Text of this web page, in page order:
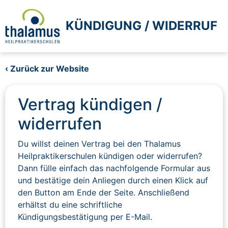
KÜNDIGUNG / WIDERRUF
‹ Zurück zur Website
Vertrag kündigen /
widerrufen
Du willst deinen Vertrag bei den Thalamus
Heilpraktikerschulen kündigen oder widerrufen?
Dann fülle einfach das nachfolgende Formular aus
und bestätige dein Anliegen durch einen Klick auf
den Button am Ende der Seite. Anschließend
erhältst du eine schriftliche
Kündigungsbestätigung per E-Mail.